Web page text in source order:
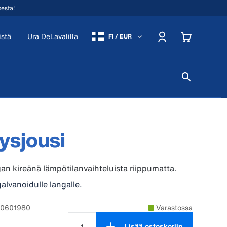
Ura DeLavalilla FI / EUR
kireänä lämpötilanvaihteluista riippumatta.
langalle.
Varastossa